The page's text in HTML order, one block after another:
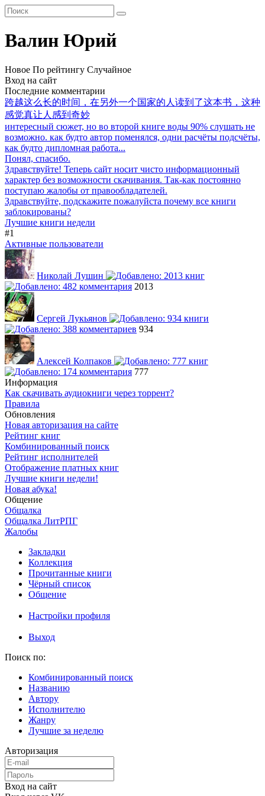
Валин Юрий
Новое По рейтингу Случайное
Вход на сайт
Последние комментарии
跨越这么长的时间，在另外一个国家的人读到了这本书，这种
感觉真让人感到奇妙
интересный сюжет, но во второй книге воды 90% слушать не
возможно. как будто автор поменялся, одни расчёты подсчёты,
как будто дипломная работа...
Понял, спасибо.
Здравствуйте! Теперь сайт носит чисто информационный
характер без возможности скачивания. Так-как постоянно
поступаю жалобы от правообладателей.
Здравствуйте, подскажите пожалуйста почему все книги
заблокированы?
Лучшие книги недели
#1
Активные пользователи
Николай Лушин
2013
Сергей Лукьянов
934
Алексей Колпаков
777
Информация
Как скачивать аудиокниги через торрент?
Правила
Обновления
Новая авторизация на сайте
Рейтинг книг
Комбинированный поиск
Рейтинг исполнителей
Отображение платных книг
Лучшие книги недели!
Новая абука!
Общение
Общалка
Общалка ЛитРПГ
Жалобы
Закладки
Коллекция
Прочитанные книги
Чёрный список
Общение
Настройки профиля
Выход
Поиск по:
Комбинированный поиск
Названию
Автору
Исполнителю
Жанру
Лучшие за неделю
Авторизация
Вход на сайт